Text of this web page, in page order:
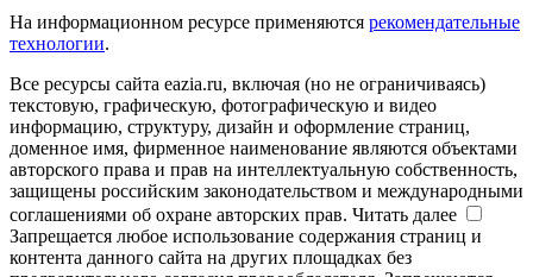
На информационном ресурсе применяются рекомендательные
технологии.
Все ресурсы сайта eazia.ru, включая (но не ограничиваясь)
текстовую, графическую, фотографическую и видео
информацию, структуру, дизайн и оформление страниц,
доменное имя, фирменное наименование являются объектами
авторского права и прав на интеллектуальную собственность,
защищены российским законодательством и международными
соглашениями об охране авторских прав. Читать далее
Запрещается любое использование содержания страниц и
контента данного сайта на других площадках без